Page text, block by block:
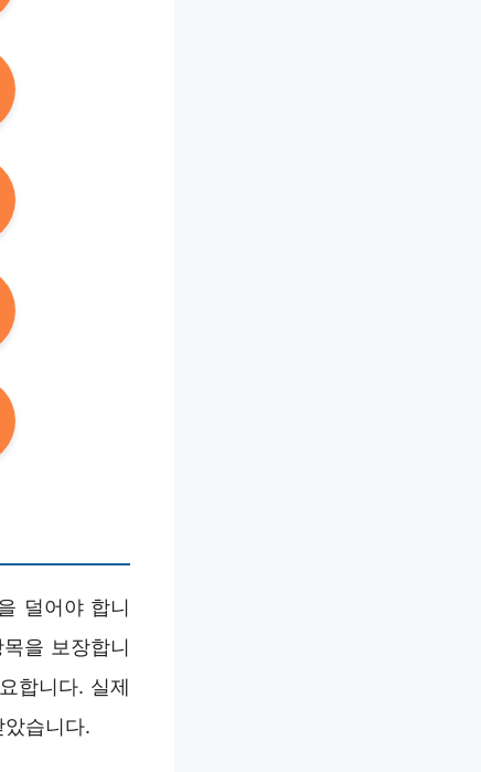
덜어야 합니
을 보장합니
합니다. 실제
습니다.